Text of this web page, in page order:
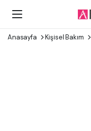
Anasayfa Kişisel Bakım